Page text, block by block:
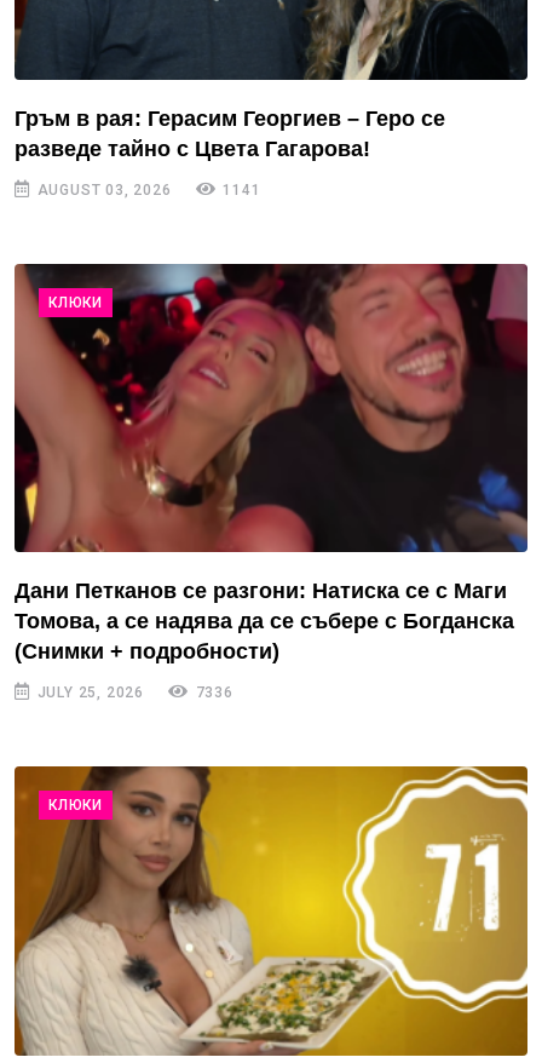
Гръм в рая: Герасим Георгиев – Геро се
разведе тайно с Цвета Гагарова!
AUGUST 03, 2026 1141
КЛЮКИ
Дани Петканов се разгони: Натиска се с Маги
Томова, а се надява да се събере с Богданска
(Снимки + подробности)
JULY 25, 2026 7336
КЛЮКИ